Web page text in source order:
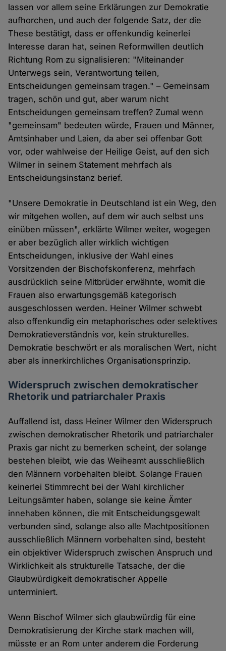
lassen vor allem seine Erklärungen zur Demokratie
aufhorchen, und auch der folgende Satz, der die
These bestätigt, dass er offenkundig keinerlei
Interesse daran hat, seinen Reformwillen deutlich
Richtung Rom zu signalisieren: "Miteinander
Unterwegs sein, Verantwortung teilen,
Entscheidungen gemeinsam tragen." – Gemeinsam
tragen, schön und gut, aber warum nicht
Entscheidungen gemeinsam treffen? Zumal wenn
"gemeinsam" bedeuten würde, Frauen und Männer,
Amtsinhaber und Laien, da aber sei offenbar Gott
vor, oder wahlweise der Heilige Geist, auf den sich
Wilmer in seinem Statement mehrfach als
Entscheidungsinstanz berief.
"Unsere Demokratie in Deutschland ist ein Weg, den
wir mitgehen wollen, auf dem wir auch selbst uns
einüben müssen", erklärte Wilmer weiter, wogegen
er aber bezüglich aller wirklich wichtigen
Entscheidungen, inklusive der Wahl eines
Vorsitzenden der Bischofskonferenz, mehrfach
ausdrücklich seine Mitbrüder erwähnte, womit die
Frauen also erwartungsgemäß kategorisch
ausgeschlossen werden. Heiner Wilmer schwebt
also offenkundig ein metaphorisches oder selektives
Demokratieverständnis vor, kein strukturelles.
Demokratie beschwört er als moralischen Wert, nicht
aber als innerkirchliches Organisationsprinzip.
Widerspruch zwischen demokratischer
Rhetorik und patriarchaler Praxis
Auffallend ist, dass Heiner Wilmer den Widerspruch
zwischen demokratischer Rhetorik und patriarchaler
Praxis gar nicht zu bemerken scheint, der solange
bestehen bleibt, wie das Weiheamt ausschließlich
den Männern vorbehalten bleibt. Solange Frauen
keinerlei Stimmrecht bei der Wahl kirchlicher
Leitungsämter haben, solange sie keine Ämter
innehaben können, die mit Entscheidungsgewalt
verbunden sind, solange also alle Machtpositionen
ausschließlich Männern vorbehalten sind, besteht
ein objektiver Widerspruch zwischen Anspruch und
Wirklichkeit als strukturelle Tatsache, der die
Glaubwürdigkeit demokratischer Appelle
unterminiert.
Wenn Bischof Wilmer sich glaubwürdig für eine
Demokratisierung der Kirche stark machen will,
müsste er an Rom unter anderem die Forderung